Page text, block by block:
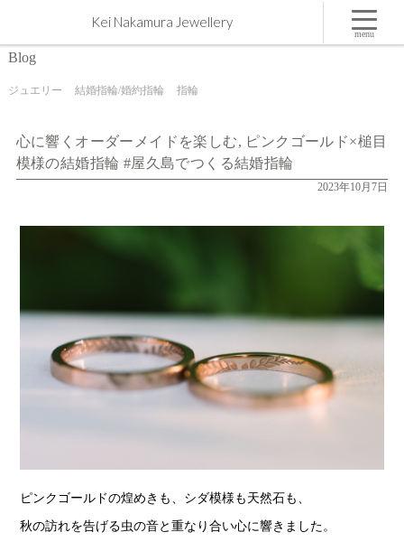
心に響くオーダーメイドを楽しむ, ピンクゴールド×槌目模様の結婚指輪 #屋久島でつくる結婚指
輪 | 屋久島,ジュエリー,オーダーメイドのマリッジリング（結婚・婚約指輪）制作 | Kei Nakamura
Kei Nakamura Jewellery
Blog
ジュエリー 結婚指輪/婚約指輪 指輪
心に響くオーダーメイドを楽しむ, ピンクゴールド×槌目
模様の結婚指輪 #屋久島でつくる結婚指輪
2023年10月7日
ピンクゴールドの煌めきも、シダ模様も天然石も、
秋の訪れを告げる虫の音と重なり合い心に響きました。
menu